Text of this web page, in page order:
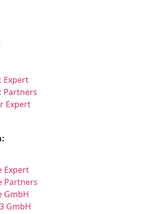
Expert
Partners
Expert
Expert
Partners
GmbH
GmbH